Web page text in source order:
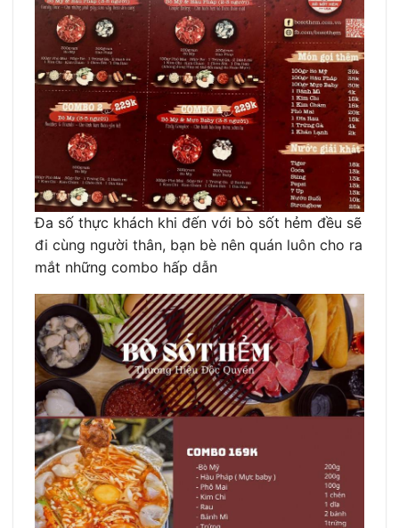
Đa số thực khách khi đến với bò sốt hẻm đều sẽ
đi cùng người thân, bạn bè nên quán luôn cho ra
mắt những combo hấp dẫn